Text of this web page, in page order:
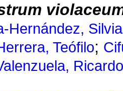
Hernández, Silvia
Teófilo;
Ricardo